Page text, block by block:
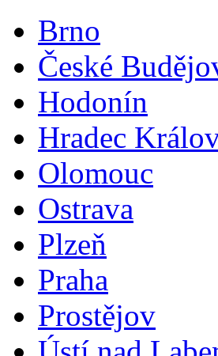
Brno
České
Hodonín
Hradec
Olomouc
Ostrava
Plzeň
Praha
Prostějov